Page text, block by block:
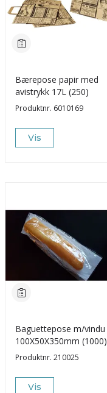
Bærepose papir med
avistrykk 17L (250)
Produktnr. 6010169
Vis
Baguettepose m/vindu
100X50X350mm (1000)
Produktnr. 210025
Vis